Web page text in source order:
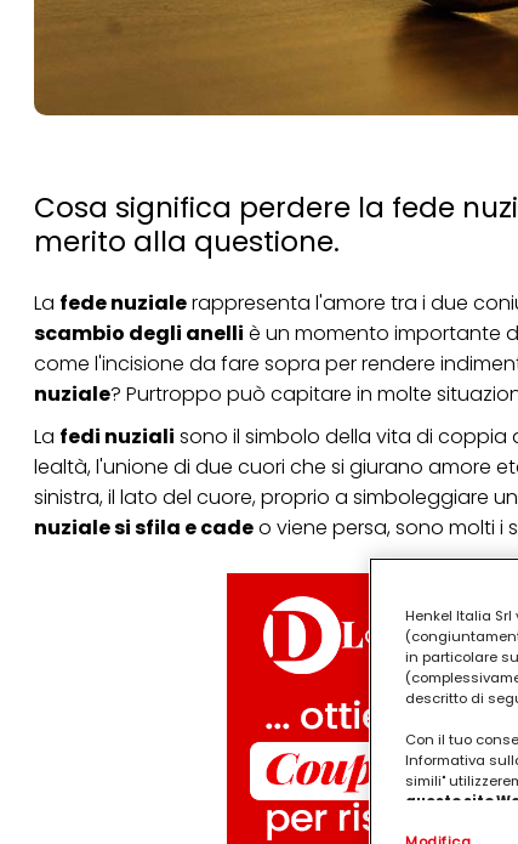
Cosa significa perdere la fede
merito alla questione.
La fede nuzialerappresenta l'amore tra i due
scambio degli anelli è un momento importante
come l'incisione da fare sopra per rendere
nuziale? Purtroppo può capitare in molte
La fedi nuziali sono il simbolo della vita di coppia
lealtà, l'unione di due cuori che si giurano amore
sinistra, il lato del cuore, proprio a simboleggiare
nuziale si sfila e cadeo viene persa, sono molti
Henkel Italia Srl
in particolare
descritto di
Con il tuo
Informativa
simili"
questo sito